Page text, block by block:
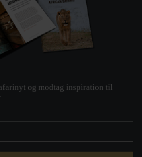
og modtag inspiration til